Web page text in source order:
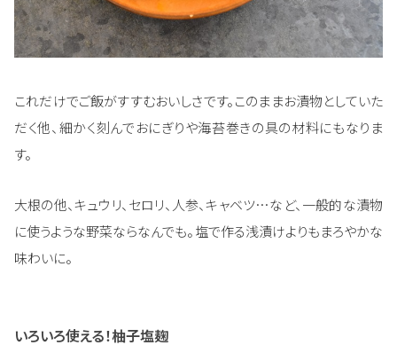
これだけでご飯がすすむおいしさです。このままお漬物としていた
だく他、細かく刻んでおにぎりや海苔巻きの具の材料にもなりま
す。
大根の他、キュウリ、セロリ、人参、キャベツ…など、一般的な漬物
に使うような野菜ならなんでも。塩で作る浅漬けよりもまろやかな
味わいに。
いろいろ使える！柚子塩麹